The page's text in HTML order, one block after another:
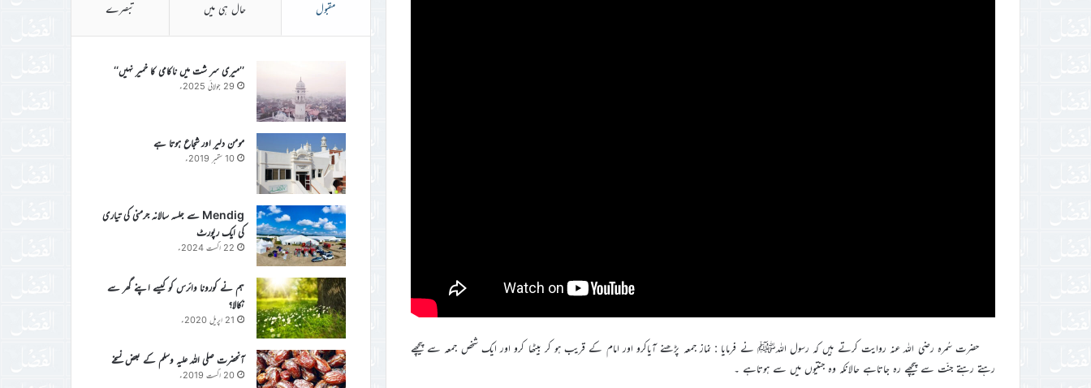
حضرت سُمرہ رضی اللہ عنہ روایت کرتے ہیں کہ رسول اللہﷺ نے فرمایا : نماز جمعہ پڑھنے آیاکرو اور امام کے قریب ہو کر بیٹھا کرو اور ایک شخص جمعہ سے پیچھے
رہتے رہتے جنّت سے پیچھے رہ جاتاہے حالانکہ وہ جنتیوں میں سے ہوتاہے ۔
مقبول حال ہی میں تبصرے
’’میری سر شت میں ناکامی کا خمیر نہیں‘‘
29 جولائی 2025ء
مومن دلیر اور شجاع ہوتا ہے
10 ستمبر 2019ء
Mendig سے جلسہ سالانہ جرمنی کی تیاری
کی ایک رپورٹ
22 اگست 2024ء
ہم نے کورونا وائرس کو کیسے اپنے گھر سے
نکالا؟
21 اپریل 2020ء
آنحضرت صلی اللہ علیہ وسلم کے بعض نسخے
20 اگست 2019ء